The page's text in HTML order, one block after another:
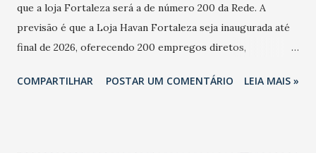
que a loja Fortaleza será a de número 200 da Rede. A
previsão é que a Loja Havan Fortaleza seja inaugurada até
final de 2026, oferecendo 200 empregos diretos,
Havan Fortaleza ainda não foi anunciada oficialmente, mas
COMPARTILHAR POSTAR UM COMENTÁRIO LEIA MAIS »